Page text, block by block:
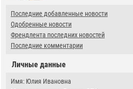
Последние добавленные новости
Одобренные новости
Френдлента последних новостей
Последние комментарии
Личные данные
Имя: Юлия Ивановна